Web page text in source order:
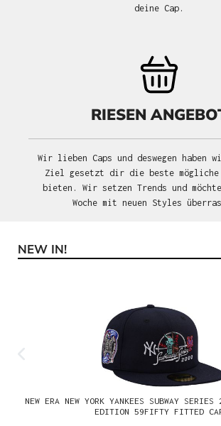
deine Cap.
RIESEN
Wir lieben Caps und deswegen haben
Ziel gesetzt dir die beste mögliche
bieten. Wir setzen Trends und
Woche mit neuen Styles
Produktgalerie überspringen
NEW IN!
NEW ERA NEW YORK YANKEES SUBWAY
EDITION 59FIFTY FITTED